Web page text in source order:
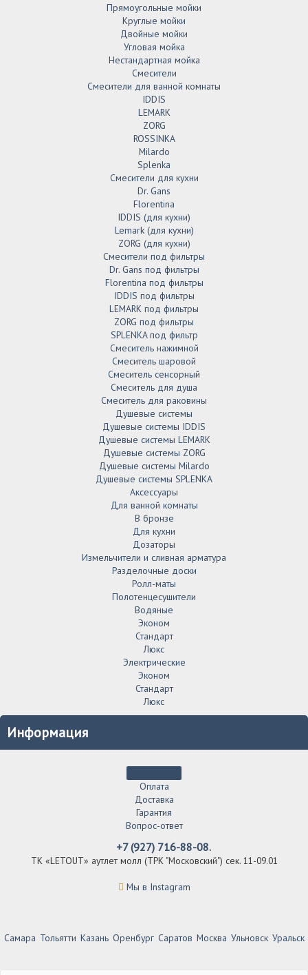
Прямоугольные мойки
Круглые мойки
Двойные мойки
Угловая мойка
Нестандартная мойка
Смесители
Смесители для ванной комнаты
IDDIS
LEMARK
ZORG
ROSSINKA
Milardo
Splenka
Смесители для кухни
Dr. Gans
Florentina
IDDIS (для кухни)
Lemark (для кухни)
ZORG (для кухни)
Смесители под фильтры
Dr. Gans под фильтры
Florentina под фильтры
IDDIS под фильтры
LEMARK под фильтры
ZORG под фильтры
SPLENKA под фильтр
Смеситель нажимной
Смеситель шаровой
Смеситель сенсорный
Смеситель для душа
Смеситель для раковины
Душевые системы
Душевые системы IDDIS
Душевые системы LEMARK
Душевые системы ZORG
Душевые системы Milardo
Душевые системы SPLENKA
Аксессуары
Для ванной комнаты
В бронзе
Для кухни
Дозаторы
Измельчители и сливная арматура
Разделочные доски
Ролл-маты
Полотенцесушители
Водяные
Эконом
Стандарт
Люкс
Электрические
Эконом
Стандарт
Люкс
Информация
Оплата
Доставка
Гарантия
Вопрос-ответ
+7 (927) 716-88-08.
ТК «LETOUT» аутлет молл (ТРК "Московский") сек. 11-09.01
Мы в Instagram
Самара Тольятти Казань Оренбург Саратов Москва Ульновск Уральск